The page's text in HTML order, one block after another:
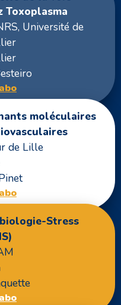
Toxoplasma
Université de
moléculaires
de Lille
Stress